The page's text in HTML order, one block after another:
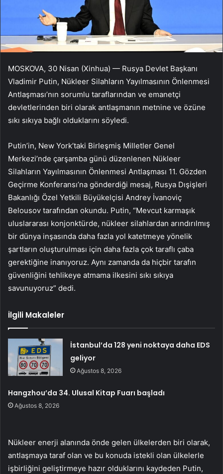
MOSKOVA, 30 Nisan (Xinhua) — Rusya Devlet Başkanı
Vladimir Putin, Nükleer Silahların Yayılmasının Önlenmesi
Antlaşması’nın sorumlu taraflarından ve emanetçi
devletlerinden biri olarak antlaşmanın metnine ve özüne
sıkı sıkıya bağlı olduklarını söyledi.
Putin’in, New York’taki Birleşmiş Milletler Genel
Merkezi’nde çarşamba günü düzenlenen Nükleer
Silahların Yayılmasının Önlenmesi Antlaşması 11. Gözden
Geçirme Konferansı’na gönderdiği mesaj, Rusya Dışişleri
Bakanlığı Özel Yetkili Büyükelçisi Andrey İvanoviç
Belousov tarafından okundu. Putin, “Mevcut karmaşık
uluslararası konjonktürde, nükleer silahlardan arındırılmış
bir dünya inşasında daha fazla yol katetmeye yönelik
şartların oluşturulması için daha fazla çok taraflı çaba
gerektiğine inanıyoruz. Aynı zamanda da hiçbir tarafın
güvenliğini tehlikeye atmama ilkesini sıkı sıkıya
savunuyoruz” dedi.
İlgili Makaleler
İstanbul’da 128 yeni noktaya daha EDS
geliyor
Ağustos 8, 2026
Hangzhou’da 34. Ulusal Kitap Fuarı başladı
Ağustos 8, 2026
Nükleer enerji alanında önde gelen ülkelerden biri olarak,
antlaşmaya taraf olan ve bu konuda istekli olan ülkelerle
işbirliğini geliştirmeye hazır olduklarını kaydeden Putin,